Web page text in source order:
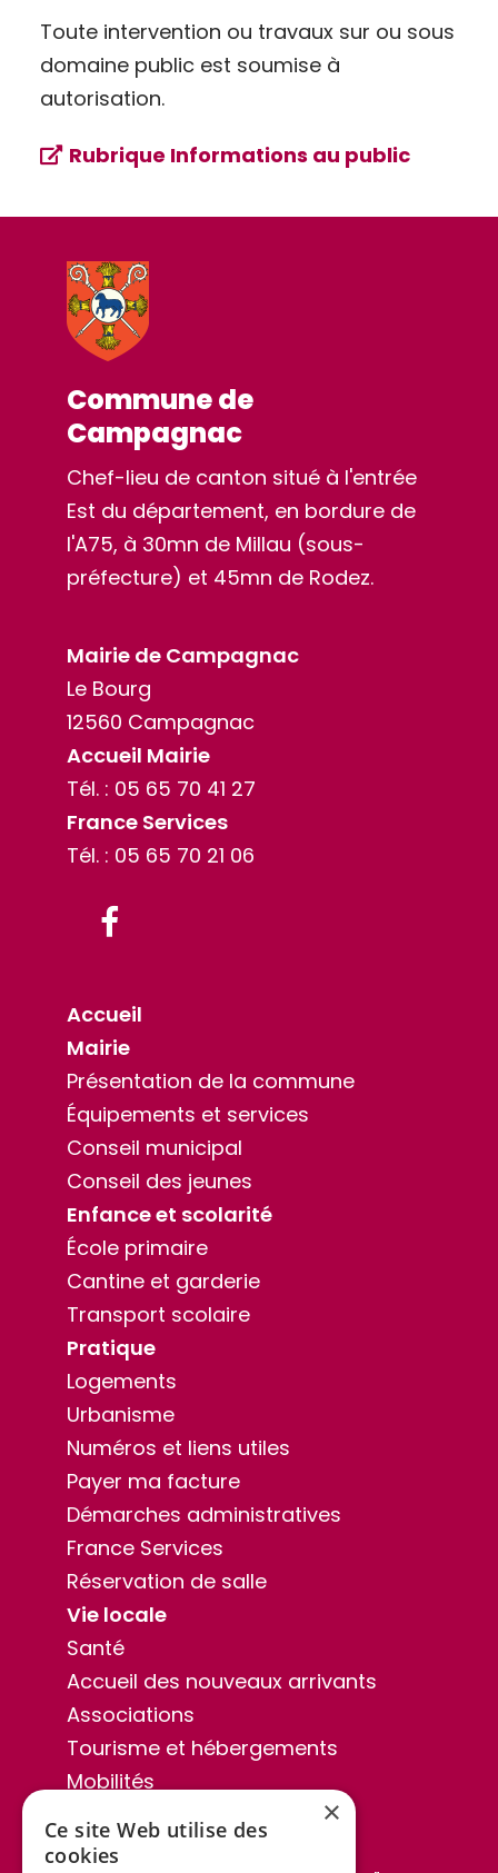
Toute intervention ou travaux sur ou sous
domaine public est soumise à
autorisation.
Rubrique Informations au public
Commune de
Campagnac
Chef-lieu de canton situé à l'entrée
Est du département, en bordure de
l'A75, à 30mn de Millau (sous-
préfecture) et 45mn de Rodez.
Mairie de Campagnac
Le Bourg
12560 Campagnac
Accueil Mairie
Tél. : 05 65 70 41 27
France Services
Tél. : 05 65 70 21 06
Accueil
Mairie
Présentation de la commune
Équipements et services
Conseil municipal
Conseil des jeunes
Enfance et scolarité
École primaire
Cantine et garderie
Transport scolaire
Pratique
Logements
Urbanisme
Numéros et liens utiles
Payer ma facture
Démarches administratives
France Services
Réservation de salle
Vie locale
Santé
Accueil des nouveaux arrivants
Associations
Tourisme et hébergements
Mobilités
Sentiers de randonnée
Publications
×
Ce site Web utilise des
cookies